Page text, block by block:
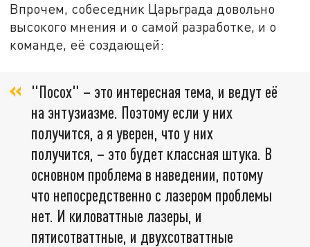
Впрочем, собеседник Царьграда довольно
высокого мнения и о самой разработке, и о
команде, её создающей:
"Посох" – это интересная тема, и ведут её
на энтузиазме. Поэтому если у них
получится, а я уверен, что у них
получится, – это будет классная штука. В
основном проблема в наведении, потому
что непосредственно с лазером проблемы
нет. И киловаттные лазеры, и
пятисотваттные, и двухсотваттные